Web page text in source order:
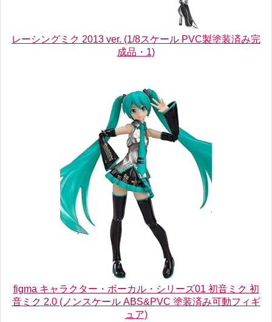
レーシングミク 2013 ver. (1/8スケール PVC製塗装済み完
成品・1)
figma キャラクター・ボーカル・シリーズ01 初音ミク 初
音ミク 2.0 (ノンスケール ABS&PVC 塗装済み可動フィギ
ュア)